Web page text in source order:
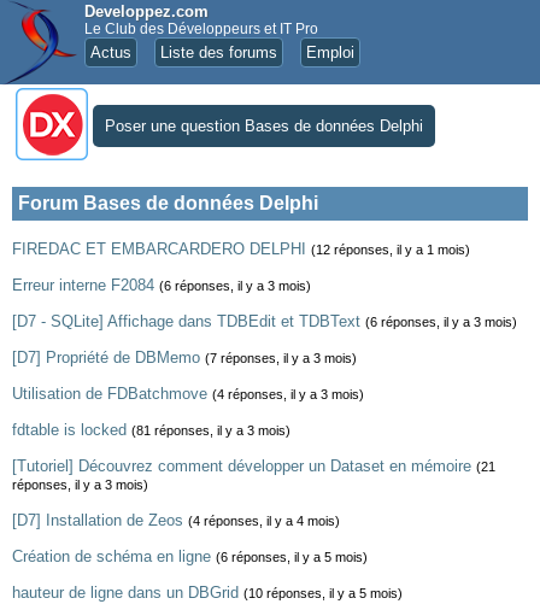
Developpez.com
Le Club des Développeurs et IT Pro
Actus Liste des forums Emploi
Poser une question Bases de données Delphi
Forum Bases de données Delphi
FIREDAC ET EMBARCARDERO DELPHI (12 réponses, il y a 1 mois)
Erreur interne F2084 (6 réponses, il y a 3 mois)
[D7 - SQLite] Affichage dans TDBEdit et TDBText (6 réponses, il y a 3 mois)
[D7] Propriété de DBMemo (7 réponses, il y a 3 mois)
Utilisation de FDBatchmove (4 réponses, il y a 3 mois)
fdtable is locked (81 réponses, il y a 3 mois)
[Tutoriel] Découvrez comment développer un Dataset en mémoire (21
réponses, il y a 3 mois)
[D7] Installation de Zeos (4 réponses, il y a 4 mois)
Création de schéma en ligne (6 réponses, il y a 5 mois)
hauteur de ligne dans un DBGrid (10 réponses, il y a 5 mois)